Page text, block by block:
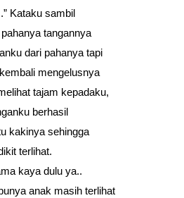
Kataku sambil
tangannya
dari pahanya tapi
mengelusnya
tajam kepadaku,
berhasil
kakinya sehingga
terlihat.
kaya dulu ya..
anak masih terlihat